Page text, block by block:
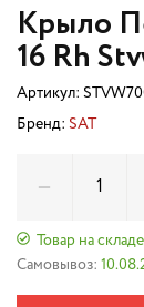
Крыло
16 Rh
Артикул:
Бренд: SAT
Товар на складе
Самовывоз: